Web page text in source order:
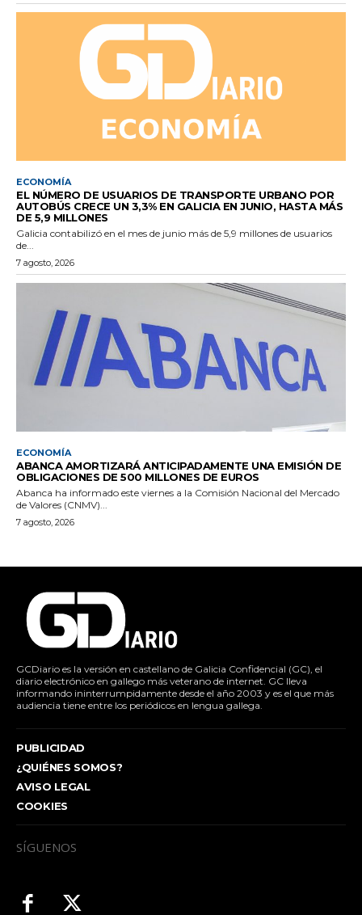
ECONOMÍA
EL NÚMERO DE USUARIOS DE TRANSPORTE URBANO POR
AUTOBÚS CRECE UN 3,3% EN GALICIA EN JUNIO, HASTA MÁS
DE 5,9 MILLONES
Galicia contabilizó en el mes de junio más de 5,9 millones de usuarios
de...
7 agosto, 2026
ECONOMÍA
ABANCA AMORTIZARÁ ANTICIPADAMENTE UNA EMISIÓN DE
OBLIGACIONES DE 500 MILLONES DE EUROS
Abanca ha informado este viernes a la Comisión Nacional del Mercado
de Valores (CNMV)...
7 agosto, 2026
GCDiario es la versión en castellano de Galicia Confidencial (GC), el
diario electrónico en gallego más veterano de internet. GC lleva
informando ininterrumpidamente desde el año 2003 y es el que más
audiencia tiene entre los periódicos en lengua gallega.
PUBLICIDAD
¿QUIÉNES SOMOS?
AVISO LEGAL
COOKIES
SÍGUENOS